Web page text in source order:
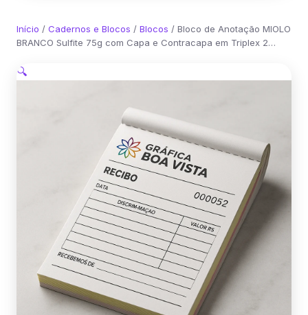
Início / Cadernos e Blocos / Blocos / Bloco de Anotação MIOLO
BRANCO Sulfite 75g com Capa e Contracapa em Triplex 2…
🔍